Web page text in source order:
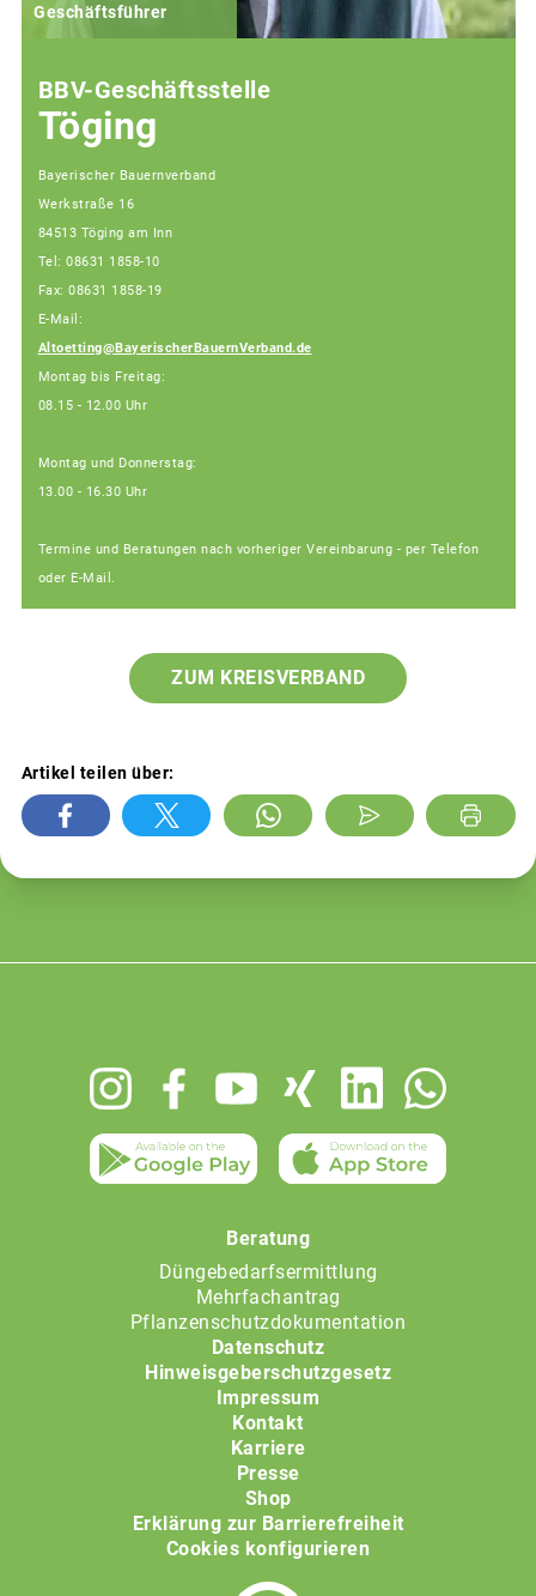
Geschäftsführer
BBV-Geschäftsstelle
Töging
Bayerischer Bauernverband
Werkstraße 16
84513 Töging am Inn
Tel: 08631 1858-10
Fax: 08631 1858-19
E-Mail:
Altoetting@BayerischerBauernVerband.de
Montag bis Freitag:
08.15 - 12.00 Uhr
Montag und Donnerstag:
13.00 - 16.30 Uhr
Termine und Beratungen nach vorheriger Vereinbarung - per Telefon
oder E-Mail.
ZUM KREISVERBAND
Artikel teilen über:
Beratung
Düngebedarfsermittlung
Mehrfachantrag
Pflanzenschutzdokumentation
Datenschutz
Hinweisgeberschutzgesetz
Impressum
Kontakt
Karriere
Presse
Shop
Erklärung zur Barrierefreiheit
Cookies konfigurieren